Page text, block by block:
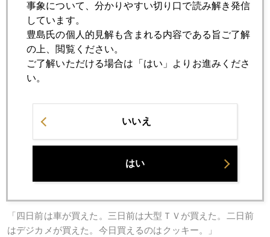
最後にツイッタ―で受けたつぶやき。上海株やってた中国
「四日前は車が買えた。三日前は大型ＴＶが買えた。二日前
はデジカメが買えた。今日買えるのはクッキー。」
事象について、分かりやすい切り口で読み解き発信
しています。
豊島氏の個人的見解も含まれる内容である旨ご了解
の上、閲覧ください。
ご了解いただける場合は「はい」よりお進みくださ
い。
いいえ
はい